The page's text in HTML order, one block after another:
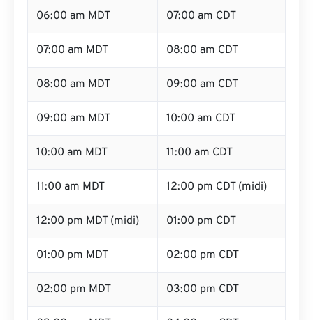
06:00 am MDT 07:00 am CDT
07:00 am MDT 08:00 am CDT
08:00 am MDT 09:00 am CDT
09:00 am MDT 10:00 am CDT
10:00 am MDT 11:00 am CDT
11:00 am MDT 12:00 pm CDT (midi)
12:00 pm MDT (midi) 01:00 pm CDT
01:00 pm MDT 02:00 pm CDT
02:00 pm MDT 03:00 pm CDT